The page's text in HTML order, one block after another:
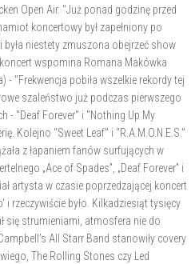
Open Air. "Już ponad godzinę przed
koncertowy był zapełniony po
niestety zmuszona obejrzeć show
wspomina Romana Makówka
- "Frekwencja pobiła wszelkie rekordy tej
szaleństwo już podczas pierwszego
- "Deaf Forever" i "Nothing Up My
Kolejno "Sweet Leaf" i "R.A.M.O.N.E.S."
z łapaniem fanów surfujących w
„Ace of Spades”, „Deaf Forever” i
artysta w czasie poprzedzającej koncert
rzeczywiście było. Kilkadziesiąt tysięcy
się strumieniami, atmosfera nie do
All Starr Band stanowiły covery
The Rolling Stones czy Led